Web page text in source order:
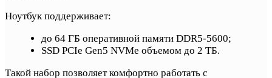
Ноутбук поддерживает:
до 64 ГБ оперативной памяти DDR5-5600;
SSD PCIe Gen5 NVMe объемом до 2 ТБ.
Такой набор позволяет комфортно работать с